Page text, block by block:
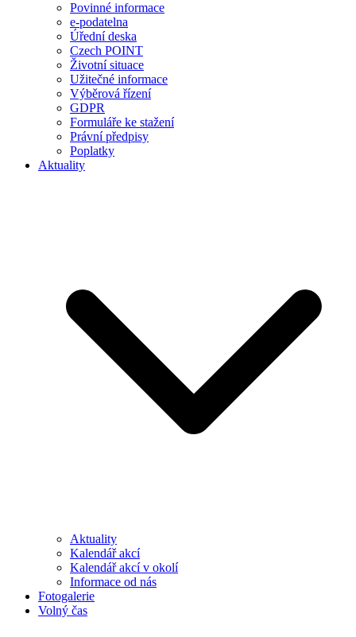
Povinné informace
e-podatelna
Úřední deska
Czech POINT
Životní situace
Užitečné informace
Výběrová řízení
GDPR
Formuláře ke stažení
Právní předpisy
Poplatky
Aktuality
Aktuality
Kalendář akcí
Kalendář akcí v okolí
Informace od nás
Fotogalerie
Volný čas